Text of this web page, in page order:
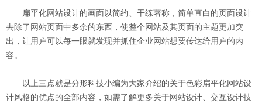
扁平化网站设计的画面以简约、干练著称，简单直白的页面设计
去除了网站页面中多余的东西，使整个网站及其页面的主题更加突
出，让用户可以每一眼就发现并抓住企业网站想要传达给用户的内
容。
以上三点就是分形科技小编为大家介绍的关于色彩扁平化网站设
计风格的优点的全部内容，如需了解更多关于网站设计、交互设计技